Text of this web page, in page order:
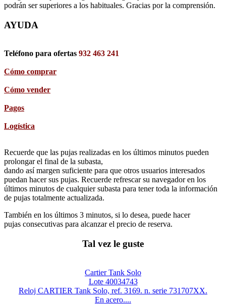
podrán ser superiores a los habituales. Gracias por la comprensión.
AYUDA
Teléfono para ofertas 932 463 241
Cómo comprar
Cómo vender
Pagos
Logística
Recuerde que las pujas realizadas en los últimos minutos pueden
prolongar el final de la subasta,
dando así margen suficiente para que otros usuarios interesados
puedan hacer sus pujas. Recuerde refrescar su navegador en los
últimos minutos de cualquier subasta para tener toda la información
de pujas totalmente actualizada.
También en los últimos 3 minutos, si lo desea, puede hacer
pujas consecutivas para alcanzar el precio de reserva.
Tal vez le guste
Cartier Tank Solo
Lote 40034743
Reloj CARTIER Tank Solo, ref. 3169. n. serie 731707XX.
En acero....